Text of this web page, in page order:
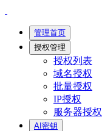
管理首页
授权管理
授权列表
域名授权
批量授权
IP授权
服务器授权
AI密钥